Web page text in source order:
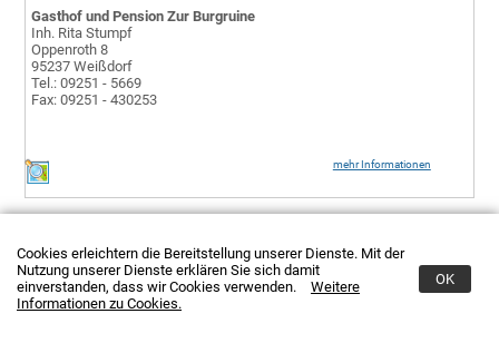
Cookies erleichtern die Bereitstellung unserer Dienste. Mit der
Nutzung unserer Dienste erklären Sie sich damit
einverstanden, dass wir Cookies verwenden.
Weitere
Informationen zu Cookies.
OK
mehr Informationen
Gasthof und Pension Zur Burgruine
Inh. Rita Stumpf
Oppenroth 8
95237 Weißdorf
Tel.: 09251 - 5669
Fax: 09251 - 430253